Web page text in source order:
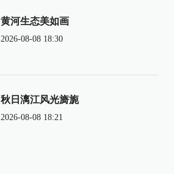
黄河生态美如画
2026-08-08 18:30
秋日漓江风光旖旎
2026-08-08 18:21